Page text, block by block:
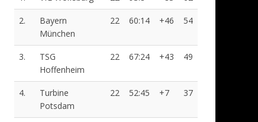
2.
Bayern
München
22 60:14 +46 54
3.
TSG
Hoffenheim
22 67:24 +43 49
4.
Turbine
Potsdam
22 52:45 +7 37